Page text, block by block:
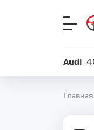
Audi
Главная